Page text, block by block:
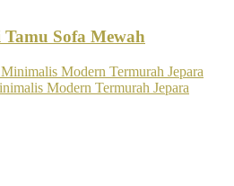
Tamu Sofa Mewah
Modern Termurah Jepara